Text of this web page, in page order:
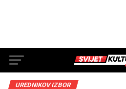
UREDNIKOV IZBOR